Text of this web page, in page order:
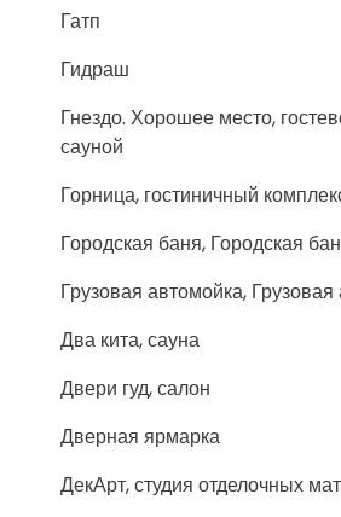
Гатп
Гидраш
Гнездо. Хорошее место,
сауной
Горница, гостиничный
Городская баня, Городская
Грузовая автомойка,
Два кита, сауна
Двери гуд, салон
Дверная ярмарка
ДекАрт, студия отделочных